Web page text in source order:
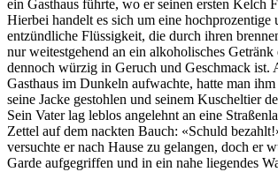
ein Gasthaus führte, wo er seinen ersten Kelch
Hierbei handelt es sich um eine hochprozentige
entzündliche Flüssigkeit, die durch ihren
nur weitestgehend an ein alkoholisches Getränk
dennoch würzig in Geruch und Geschmack ist.
Gasthaus im Dunkeln aufwachte, hatte man ihm
seine Jacke gestohlen und seinem Kuscheltier
Sein Vater lag leblos angelehnt an eine
Zettel auf dem nackten Bauch: «Schuld
versuchte er nach Hause zu gelangen, doch er
Garde aufgegriffen und in ein nahe liegendes